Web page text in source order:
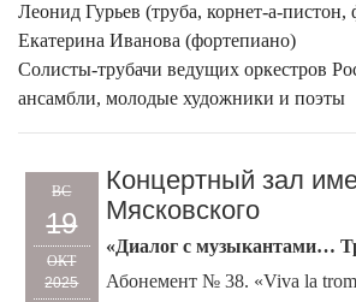
Леонид Гурьев (труба, корнет-а-пистон,
Екатерина Иванова (фортепиано)
Солисты-трубачи ведущих оркестров
ансамбли, молодые художники и поэты
ВС
19
ОКТ
2025
Концертный зал
Мясковского
«Диалог с музыкантами…
Абонемент № 38. «Viva la